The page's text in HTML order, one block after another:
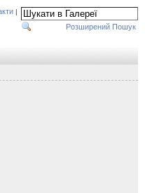
|
Розширений Пошук